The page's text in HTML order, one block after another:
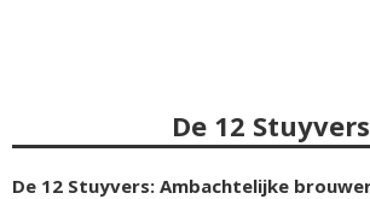
De 12 Stuyvers
De 12 Stuyvers: Ambachtelijke